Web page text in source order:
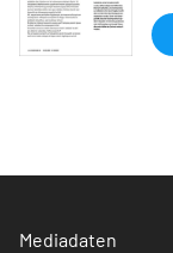
Mediadaten